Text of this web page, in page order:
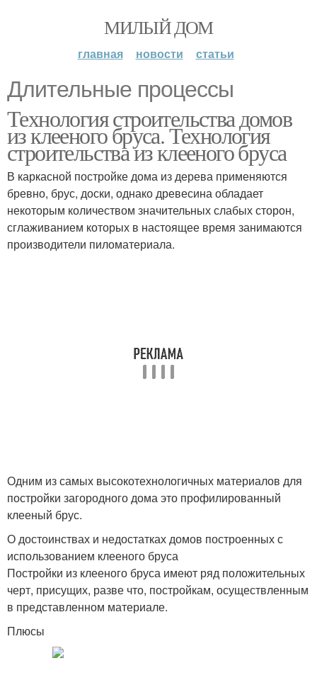
МИЛЫЙ ДОМ
главная новости статьи
Длительные процессы
Технология строительства домов
из клееного бруса. Технология
строительства из клееного бруса
В каркасной постройке дома из дерева применяются
бревно, брус, доски, однако древесина обладает
некоторым количеством значительных слабых сторон,
сглаживанием которых в настоящее время занимаются
производители пиломатериала.
Одним из самых высокотехнологичных материалов для
постройки загородного дома это профилированный
клееный брус.
О достоинствах и недостатках домов построенных с
использованием клееного бруса
Постройки из клееного бруса имеют ряд положительных
черт, присущих, разве что, постройкам, осуществленным
в представленном материале.
Плюсы